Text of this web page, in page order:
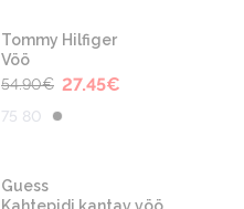
-50%
Tommy Hilfiger
Vöö
54.90€ 27.45€
75 80
Guess